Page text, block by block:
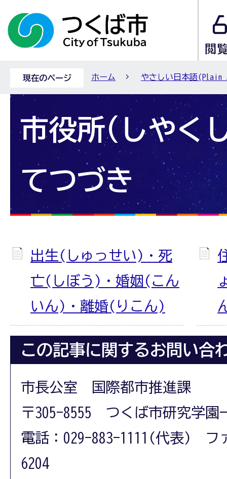
現在のページ ホーム やさしい日本語(Plain
市役所(しやく
てつづき
出生(しゅっせい)・死
亡(しぼう)・婚姻(こん
いん)・離婚(りこん)
この記事に関するお問い合
市長公室 国際都市推進課
〒305-8555 つくば市研究学園
電話：029-883-1111(代表) フ
6204